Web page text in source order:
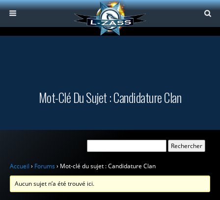
Mot-Clé Du Sujet : Candidature Clan
Accueil › Forums › Mot-clé du sujet : Candidature Clan
Aucun sujet n’a été trouvé ici.